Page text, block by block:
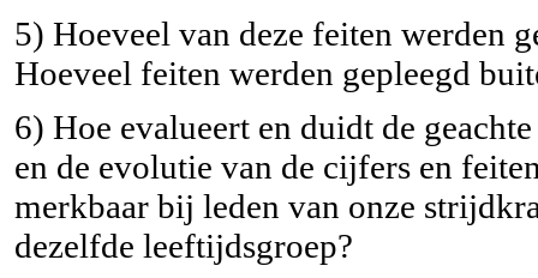
5) Hoeveel van deze feiten werden
Hoeveel feiten werden gepleegd
6) Hoe evalueert en duidt de
en de evolutie van de cijfers en
merkbaar bij leden van onze
dezelfde leeftijdsgroep?